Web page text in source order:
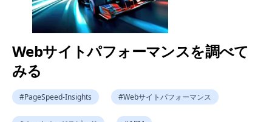
Webサイトパフォーマンスを調べて
みる
#PageSpeed-Insights #Webサイトパフォーマンス